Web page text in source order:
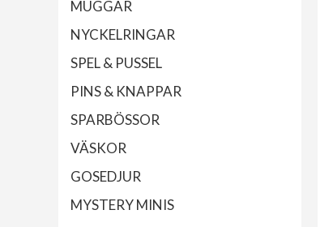
MUGGAR
NYCKELRINGAR
SPEL & PUSSEL
PINS & KNAPPAR
SPARBÖSSOR
VÄSKOR
GOSEDJUR
MYSTERY MINIS